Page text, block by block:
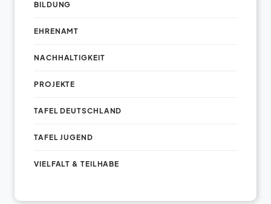
BILDUNG
EHRENAMT
NACHHALTIGKEIT
PROJEKTE
TAFEL DEUTSCHLAND
TAFEL JUGEND
VIELFALT & TEILHABE